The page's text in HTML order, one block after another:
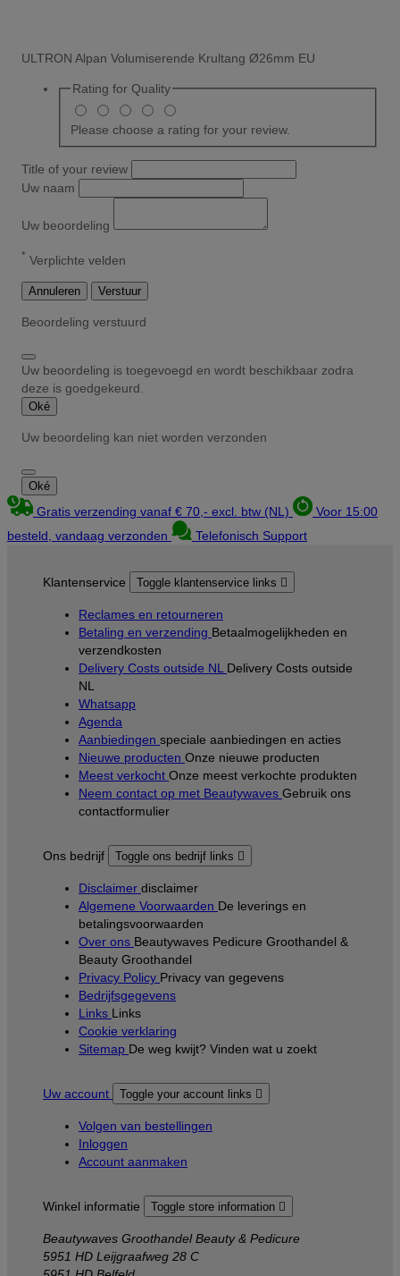
ULTRON Alpan Volumiserende Krultang Ø26mm EU
Rating for Quality
Please choose a rating for your review.
Title of your review
Uw naam
Uw beoordeling
* Verplichte velden
Annuleren Verstuur
Beoordeling verstuurd
Uw beoordeling is toegevoegd en wordt beschikbaar zodra
deze is goedgekeurd.
Oké
Uw beoordeling kan niet worden verzonden
Oké
Gratis verzending vanaf € 70,- excl. btw (NL)
Voor 15:00
besteld, vandaag verzonden
Telefonisch Support
Klantenservice Toggle klantenservice links 
Reclames en retourneren
Betaling en verzending Betaalmogelijkheden en
verzendkosten
Delivery Costs outside NL Delivery Costs outside
NL
Whatsapp
Agenda
Aanbiedingen speciale aanbiedingen en acties
Nieuwe producten Onze nieuwe producten
Meest verkocht Onze meest verkochte produkten
Neem contact op met Beautywaves Gebruik ons
contactformulier
Ons bedrijf Toggle ons bedrijf links 
Disclaimer disclaimer
Algemene Voorwaarden De leverings en
betalingsvoorwaarden
Over ons Beautywaves Pedicure Groothandel &
Beauty Groothandel
Privacy Policy Privacy van gegevens
Bedrijfsgegevens
Links Links
Cookie verklaring
Sitemap De weg kwijt? Vinden wat u zoekt
Uw account Toggle your account links 
Volgen van bestellingen
Inloggen
Account aanmaken
Winkel informatie Toggle store information 
Beautywaves Groothandel Beauty & Pedicure
5951 HD Leijgraafweg 28 C